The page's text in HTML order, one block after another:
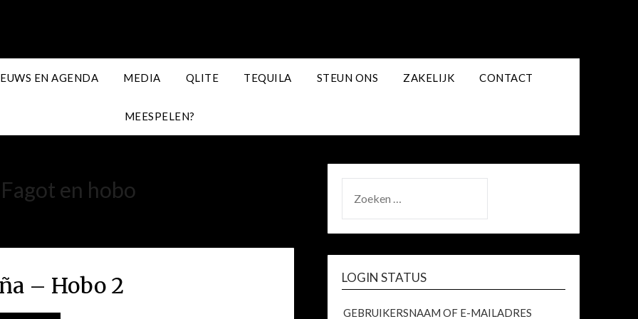
EN AGENDA MEDIA QLITE TEQUILA STEUN ONS ZAKELIJK CONTACT
MEESPELEN?
Fagot en hobo
– Hobo 2
NAAR:
LOGIN STATUS
GEBRUIKERSNAAM OF E-MAILADRES